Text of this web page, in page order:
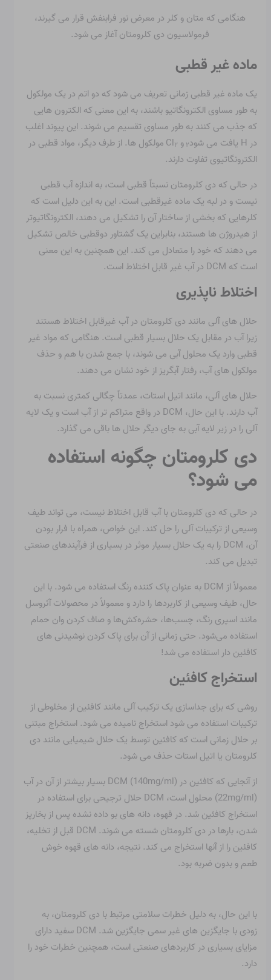
هنگامی که متان و کلر در معرض نور فرابنفش قرار می گیرند،
فرمولاسیون دی کلرومتان آغاز می شود.
ماده غیر قطبی
یک ماده غیر قطبی زمانی تعریف می شود که دو اتم در یک مولکول
به طور مساوی الکترونگاتیو باشند، به این معنی که الکترون هایی
که جذب می کنند به طور مساوی تقسیم می شوند. این پیوند اغلب
در H یافت می شود
۲ و Cl ۲
مولکول ها. از طرف دیگر، مواد قطبی در
الکترونگاتیوی تفاوت دارند.
در حالی که دی کلرومتان نسبتاً قطبی است، به اندازه آب قطبی
نیست و در لبه یک ماده غیرقطبی است. این به این دلیل است که
کلرهایی که بخشی از ساختار آن را تشکیل می دهند، الکترونگاتیوتر
از هیدروژن ها هستند، بنابراین یک گشتاور دوقطبی خالص تشکیل
می دهند که خود را متعادل می کند. این همچنین به این معنی
است که DCM در آب غیر قابل اختلاط است.
اختلاط ناپذیری
حلال های آلی مانند دی کلرومتان در آب غیرقابل اختلاط هستند
زیرا آب در مقابل یک حلال بسیار قطبی است. هنگامی که مواد غیر
قطبی وارد یک محلول آبی می شوند، با جمع شدن با هم و حذف
مولکول های آب، رفتار آبگریز از خود نشان می دهند.
حلال های آلی، مانند اتیل استات، عمدتاً چگالی کمتری نسبت به
آب دارند. با این حال، DCM در واقع متراکم تر از آب است و یک لایه
آلی را در زیر لایه آبی به جای دیگر حلال ها باقی می گذارد.
دی کلرومتان چگونه استفاده
می شود؟
در حالی که دی کلرومتان با آب قابل اختلاط نیست، می تواند طیف
وسیعی از ترکیبات آلی را حل کند. این خواص، همراه با فرار بودن
آن، DCM را به یک حلال بسیار موثر در بسیاری از فرآیندهای صنعتی
تبدیل می کند.
معمولاً از DCM به عنوان پاک کننده رنگ استفاده می شود. با این
حال، طیف وسیعی از کاربردها را دارد و معمولاً در محصولات آئروسل
مانند اسپری رنگ، چسب‌ها، حشره‌کش‌ها و صاف کردن وان حمام
استفاده می‌شود. حتی زمانی از آن برای پاک کردن نوشیدنی های
کافئین دار استفاده می شد!
استخراج کافئین
روشی که برای جداسازی یک ترکیب آلی مانند کافئین از مخلوطی از
ترکیبات استفاده می شود استخراج نامیده می شود. استخراج مبتنی
بر حلال زمانی است که کافئین توسط یک حلال شیمیایی مانند دی
کلرومتان یا اتیل استات حذف می شود.
از آنجایی که کافئین در DCM (140mg/ml) بسیار بیشتر از آن در آب
(22mg/ml) محلول است، DCM حلال ترجیحی برای استفاده در
استخراج کافئین شد. در قهوه، دانه های بو داده نشده پس از بخارپز
شدن، بارها در دی کلرومتان شسته می شوند. DCM قبل از تخلیه،
کافئین را از آنها استخراج می کند. نتیجه، دانه های قهوه خوش
طعم و بدون ضربه بود.
با این حال، به دلیل خطرات سلامتی مرتبط با دی کلرومتان، به
زودی با جایگزین های غیر سمی جایگزین شد. DCM سفید دارای
مزایای بسیاری در کاربردهای صنعتی است، همچنین خطرات خود را
دارد.